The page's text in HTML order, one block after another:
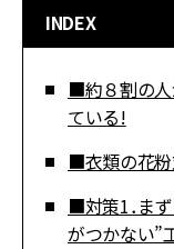
INDEX
■約８割の
ている!
■衣類の花
■対策1．ま
がつかない”